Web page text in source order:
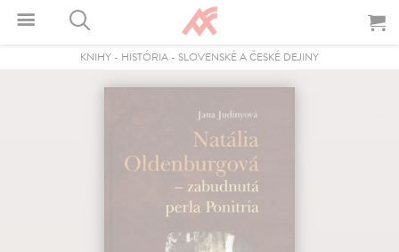
KNIHY - HISTÓRIA - SLOVENSKÉ A ČESKÉ DEJINY